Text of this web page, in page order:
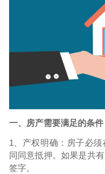
一、房产需要满足的条件
1、产权明确：房子必
同同意抵押。如果是共
签字。